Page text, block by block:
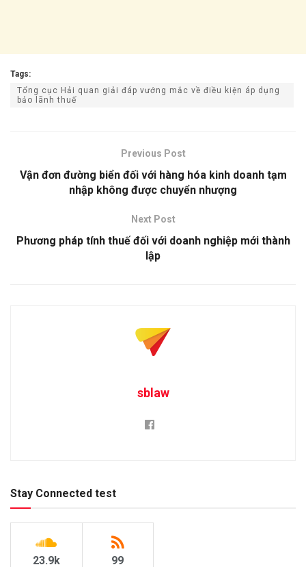
Tags:
Tổng cục Hải quan giải đáp vướng mắc về điều kiện áp dụng
bảo lãnh thuế
Previous Post
Vận đơn đường biển đối với hàng hóa kinh doanh tạm
nhập không được chuyển nhượng
Next Post
Phương pháp tính thuế đối với doanh nghiệp mới thành
lập
sblaw
Stay Connected test
23.9k 99